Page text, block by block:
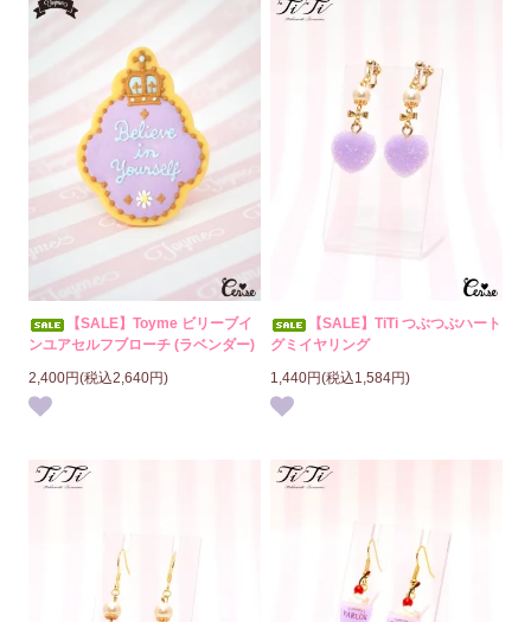
【SALE】Toyme ビリーブイ
ンユアセルフブローチ (ラベンダー)
2,400円(税込2,640円)
【SALE】TiTi つぶつぶハート
グミイヤリング
1,440円(税込1,584円)